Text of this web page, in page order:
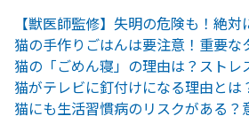
猫にも生活習慣病のリスクがある？